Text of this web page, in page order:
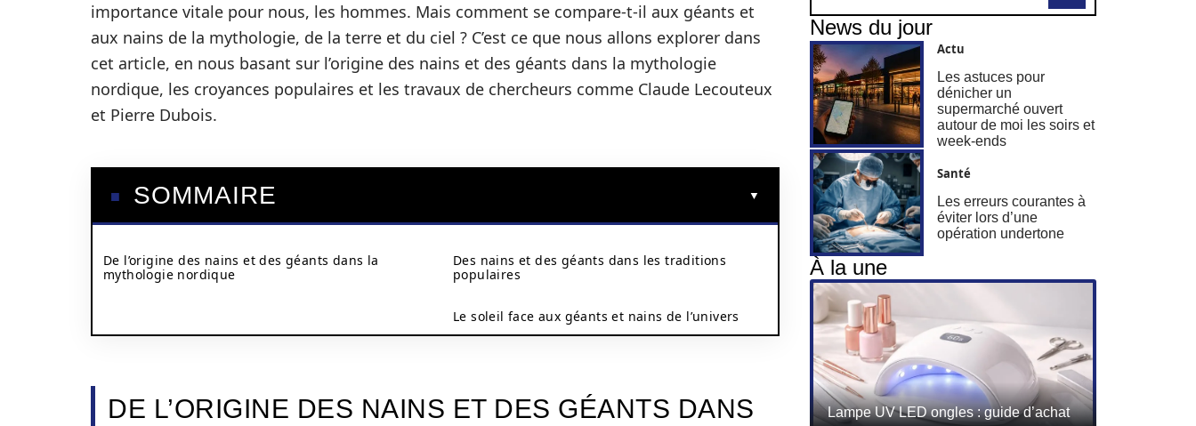
importance vitale pour nous, les hommes. Mais comment se compare-t-il aux géants et
aux nains de la mythologie, de la terre et du ciel ? C’est ce que nous allons explorer dans
cet article, en nous basant sur l’origine des nains et des géants dans la mythologie
nordique, les croyances populaires et les travaux de chercheurs comme Claude Lecouteux
et Pierre Dubois.
SOMMAIRE
De l’origine des nains et des géants dans la
mythologie nordique
Des nains et des géants dans les traditions
populaires
Le soleil face aux géants et nains de l’univers
DE L’ORIGINE DES NAINS ET DES GÉANTS DANS
News du jour
Actu
Les astuces pour
dénicher un
supermarché ouvert
autour de moi les soirs et
week-ends
Santé
Les erreurs courantes à
éviter lors d’une
opération undertone
À la une
Lampe UV LED ongles : guide d’achat